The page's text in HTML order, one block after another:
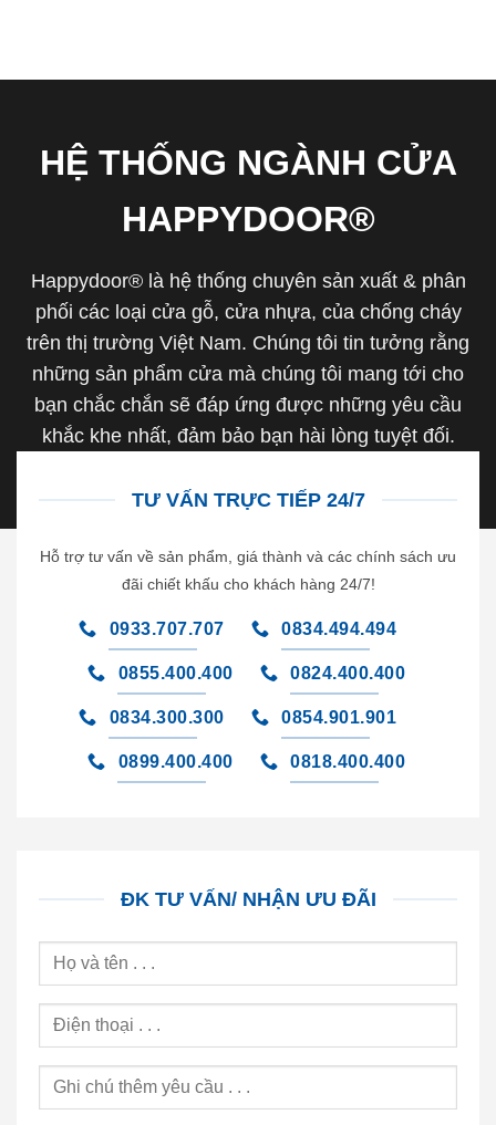
HỆ THỐNG NGÀNH CỬA
HAPPYDOOR®
Happydoor® là hệ thống chuyên sản xuất & phân
phối các loại cửa gỗ, cửa nhựa, của chống cháy
trên thị trường Việt Nam. Chúng tôi tin tưởng rằng
những sản phẩm cửa mà chúng tôi mang tới cho
bạn chắc chắn sẽ đáp ứng được những yêu cầu
khắc khe nhất, đảm bảo bạn hài lòng tuyệt đối.
TƯ VẤN TRỰC TIẾP 24/7
Hỗ trợ tư vấn về sản phẩm, giá thành và các chính sách ưu
đãi chiết khấu cho khách hàng 24/7!
0933.707.707 0834.494.494
0855.400.400 0824.400.400
0834.300.300 0854.901.901
0899.400.400 0818.400.400
ĐK TƯ VẤN/ NHẬN ƯU ĐÃI